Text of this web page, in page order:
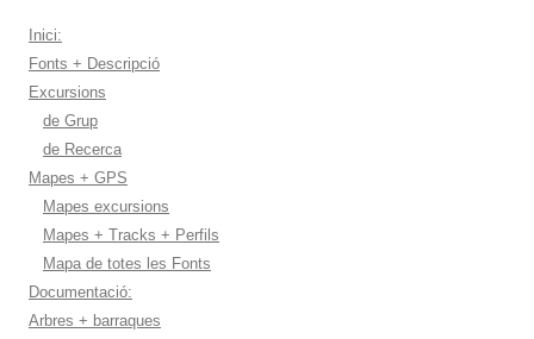
Inici:
Fonts + Descripció
Excursions
de Grup
de Recerca
Mapes + GPS
Mapes excursions
Mapes + Tracks + Perfils
Mapa de totes les Fonts
Documentació:
Arbres + barraques